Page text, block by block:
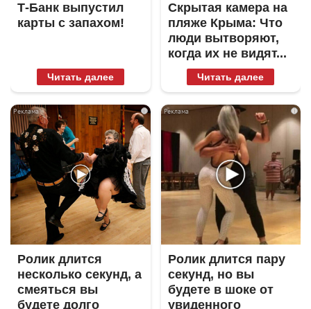
Т-Банк выпустил
карты с запахом!
Читать далее
Скрытая камера на
пляже Крыма: Что
люди вытворяют,
когда их не видят...
Читать далее
i
Ролик длится
несколько секунд, а
смеяться вы
будете долго
i
Ролик длится пару
секунд, но вы
будете в шоке от
увиденного